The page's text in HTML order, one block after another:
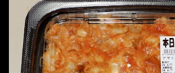
これを難なく完食出来なければ、漢では無
はないだろう。 この他も、兎に角ボリュー
呼ばれるメニューは、トンカツが2枚重ねて
いから、2枚乗せにしたらしいけど・・・
へ 坦々まぜそばと＜数量限定＞宮崎辛麺風
なり私の胃袋をグサッと・・・・ 棒状イン
デビューが決まりました。 か・ら・め・ん
チャルメラや日清からも出されている、辛
ん！！ 酸っぱくしたら、酸辣湯麺？なんて